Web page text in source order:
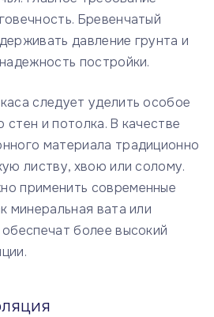
Бревенчатый
давление грунта и
постройки.
следует уделить особое
и потолка. В качестве
материала традиционно
листву, хвою или солому.
применить современные
минеральная вата или
более высокий